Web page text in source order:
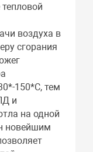
воздуха в
сгорания
150*С, тем
и
на одной
новейшим